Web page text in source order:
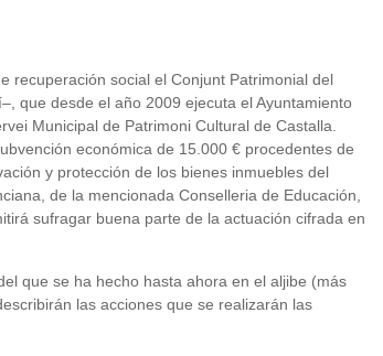
recuperación social el Conjunt Patrimonial del
que desde el año 2009 ejecuta el Ayuntamiento
Municipal de Patrimoni Cultural de Castalla.
económica de 15.000 € procedentes de
y protección de los bienes inmuebles del
de la mencionada Conselleria de Educación,
sufragar buena parte de la actuación cifrada en
que se ha hecho hasta ahora en el aljibe (más
las acciones que se realizarán las